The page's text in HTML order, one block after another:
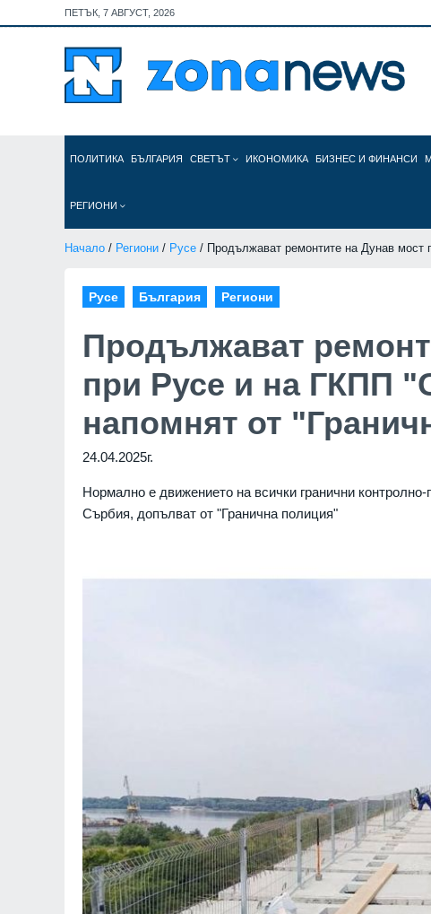
ПЕТЪК, 7 АВГУСТ, 2026
ПОЛИТИКА БЪЛГАРИЯ СВЕТЪТ ИКОНОМИКА БИЗНЕС И ФИНАНСИ
РЕГИОНИ
Начало / Региони / Русе / Продължават ремонтите на Дунав мост
Русе България Региони
Продължават
при Русе и на ГКПП
напомнят от
24.04.2025г.
Нормално е движението на всички гранични
Сърбия, допълват от "Гранична полиция"